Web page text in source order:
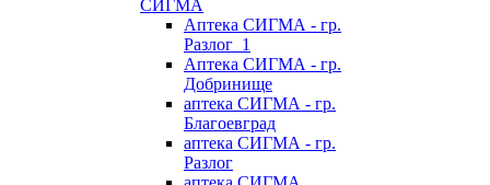
СИГМА
Аптека СИГМА - гр.
Разлог_1
Аптека СИГМА - гр.
Добринище
аптека СИГМА - гр.
Благоевград
аптека СИГМА - гр.
Разлог